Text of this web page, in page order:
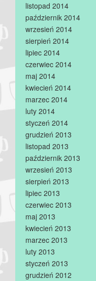
listopad 2014
październik 2014
wrzesień 2014
sierpień 2014
lipiec 2014
czerwiec 2014
maj 2014
kwiecień 2014
marzec 2014
luty 2014
styczeń 2014
grudzień 2013
listopad 2013
październik 2013
wrzesień 2013
sierpień 2013
lipiec 2013
czerwiec 2013
maj 2013
kwiecień 2013
marzec 2013
luty 2013
styczeń 2013
grudzień 2012